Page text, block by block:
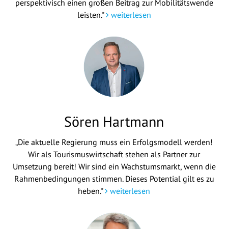
perspektivisch einen großen Beitrag zur Mobilitätswende
leisten." weiterlesen
Sören Hartmann
„Die aktuelle Regierung muss ein Erfolgsmodell werden!
Wir als Tourismuswirtschaft stehen als Partner zur
Umsetzung bereit! Wir sind ein Wachstumsmarkt, wenn die
Rahmenbedingungen stimmen. Dieses Potential gilt es zu
heben."
weiterlesen